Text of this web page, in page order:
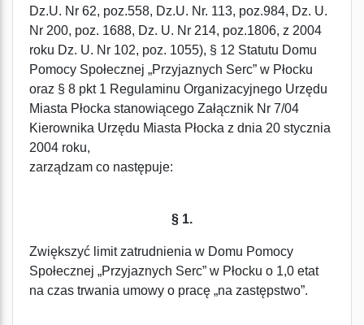
Dz.U. Nr 62, poz.558, Dz.U. Nr. 113, poz.984, Dz. U.
Nr 200, poz. 1688, Dz. U. Nr 214, poz.1806, z 2004
roku Dz. U. Nr 102, poz. 1055), § 12 Statutu Domu
Pomocy Społecznej „Przyjaznych Serc” w Płocku
oraz § 8 pkt 1 Regulaminu Organizacyjnego Urzędu
Miasta Płocka stanowiącego Załącznik Nr 7/04
Kierownika Urzędu Miasta Płocka z dnia 20 stycznia
2004 roku,
zarządzam co następuje:
§ 1.
Zwiększyć limit zatrudnienia w Domu Pomocy
Społecznej „Przyjaznych Serc” w Płocku o 1,0 etat
na czas trwania umowy o pracę „na zastępstwo”.